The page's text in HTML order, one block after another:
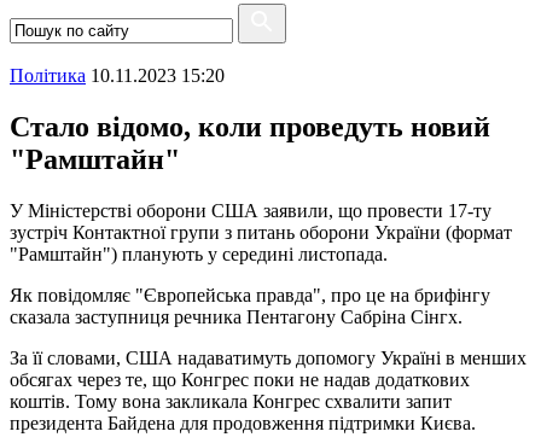
Полiтика 10.11.2023 15:20
Стало відомо, коли проведуть новий
"Рамштайн"
У Міністерстві оборони США заявили, що провести 17-ту
зустріч Контактної групи з питань оборони України (формат
"Рамштайн") планують у середині листопада.
Як повідомляє "Європейська правда", про це на брифінгу
сказала заступниця речника Пентагону Сабріна Сінгх.
За її словами, США надаватимуть допомогу Україні в менших
обсягах через те, що Конгрес поки не надав додаткових
коштів. Тому вона закликала Конгрес схвалити запит
президента Байдена для продовження підтримки Києва.